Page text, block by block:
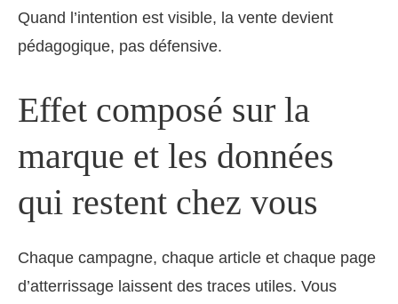
Quand l’intention est visible, la vente devient
pédagogique, pas défensive.
Effet composé sur la
marque et les données
qui restent chez vous
Chaque campagne, chaque article et chaque page
d’atterrissage laissent des traces utiles. Vous